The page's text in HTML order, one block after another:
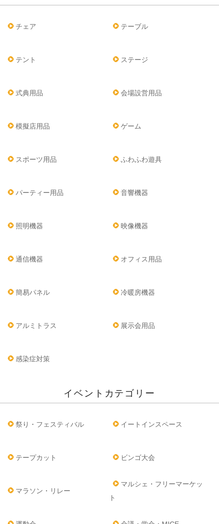
チェア テーブル
テント ステージ
式典用品 会場設営用品
模擬店用品 ゲーム
スポーツ用品 ふわふわ遊具
パーティー用品 音響機器
照明機器 映像機器
通信機器 オフィス用品
簡易パネル 冷暖房機器
アルミトラス 展示会用品
感染症対策
イベントカテゴリー
祭り・フェスティバル イートインスペース
テープカット ビンゴ大会
マラソン・リレー
マルシェ・フリーマーケッ
ト